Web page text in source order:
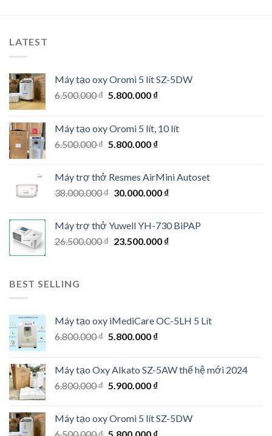
LATEST
Máy tạo oxy Oromi 5 lít SZ-5DW
6.500.000₫ Original
6.500.000 ₫.
5.800.000 ₫Current
5.800.000 ₫.
Máy tạo oxy Oromi 5 lít, 10 lít
6.500.000₫ Original
6.500.000 ₫.
5.800.000 ₫Current
5.800.000 ₫.
Máy trợ thở Resmes AirMini Autoset
38.000.000₫ Original
38.000.000 ₫.
30.000.000 ₫Current
30.000.000 ₫.
Máy trợ thở Yuwell YH-730 BiPAP
26.500.000₫ Original
23.500.000 ₫Current
BEST SELLING
Máy tạo oxy iMediCare OC-5LH 5 Lít
6.800.000₫ Original
6.800.000 ₫.
5.800.000 ₫Current
5.800.000 ₫.
Máy tạo Oxy Alkato SZ-5AW thế hệ mới 2024
6.800.000₫ Original
6.800.000 ₫.
5.900.000 ₫Current
5.900.000 ₫.
Máy tạo oxy Oromi 5 lít SZ-5DW
Original
Current